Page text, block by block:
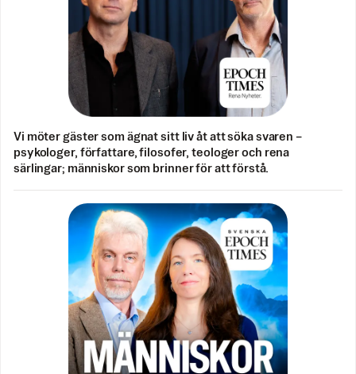
Vi möter gäster som ägnat sitt liv åt att söka svaren –
psykologer, författare, filosofer, teologer och rena
särlingar; människor som brinner för att förstå.